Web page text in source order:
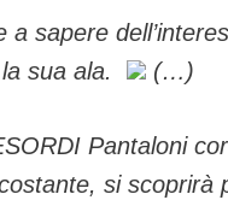
a sapere
sua ala.
(…)
Pantaloni
si scoprirà